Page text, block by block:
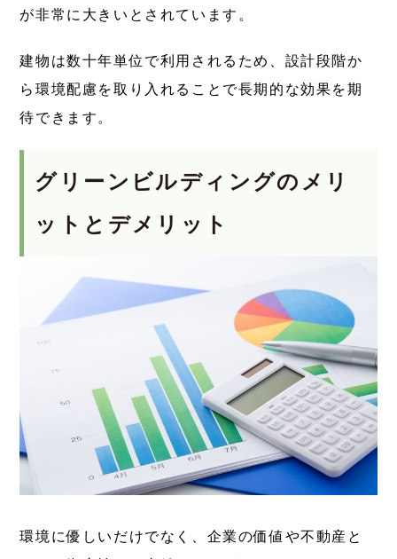
が非常に大きいとされています。
建物は数十年単位で利用されるため、設計段階か
ら環境配慮を取り入れることで長期的な効果を期
待できます。
グリーンビルディングのメリ
ットとデメリット
環境に優しいだけでなく、企業の価値や不動産と